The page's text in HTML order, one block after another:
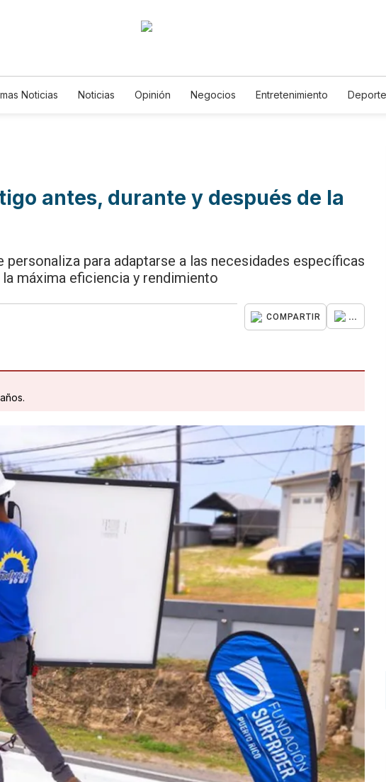
Noticias Noticias Opinión Negocios Entretenimiento
antes, durante y después de la
personaliza para adaptarse a las necesidades específicas
máxima eficiencia y rendimiento
COMPARTIR ...